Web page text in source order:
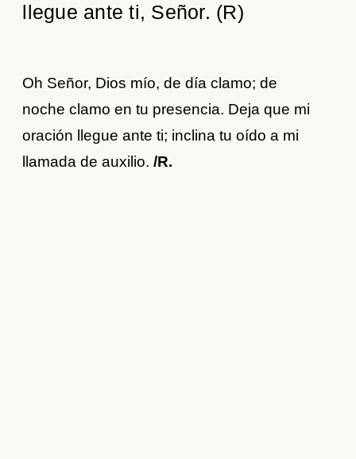
llegue ante ti, Señor. (R)
Oh Señor, Dios mío, de día clamo; de
noche clamo en tu presencia. Deja que mi
oración llegue ante ti; inclina tu oído a mi
llamada de auxilio. /R.